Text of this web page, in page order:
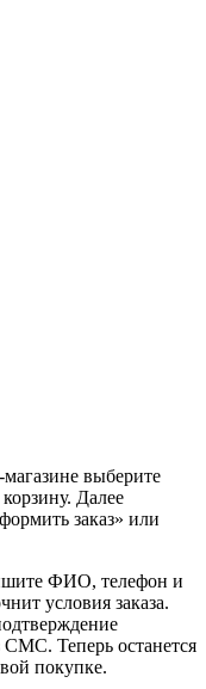
выберите
Далее
заказ» или
ФИО, телефон и
условия заказа.
СМС. Теперь останется
покупке.